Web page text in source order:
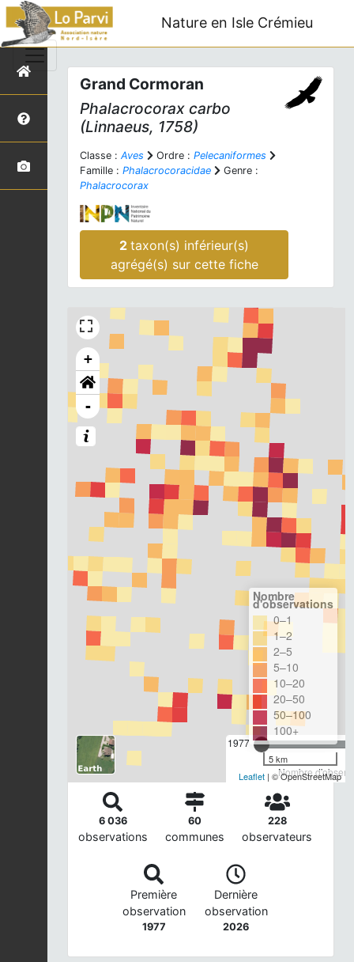
Nature en Isle Crémieu
Grand Cormoran
Phalacrocorax carbo
(Linnaeus, 1758)
Classe : Aves Ordre : Pelecaniformes
Famille : Phalacrocoracidae
Genre :
Phalacrocorax
2taxon(s) inférieur(s)
agrégé(s) sur cette fiche
+
-
1977
Nombre
Nombre
d'observations
0–1
1–2
2–5
5–10
10–20
20–50
50–100
100+
5 km
Leaflet | © OpenStreetMap
6 036
observations
60
communes
228
observateurs
Première
observation
1977
Dernière
observation
2026